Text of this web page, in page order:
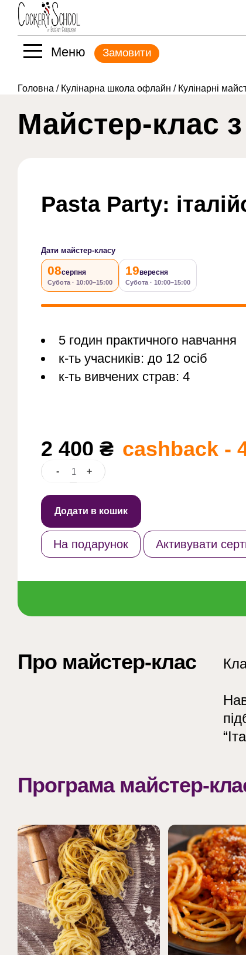
Меню Замовити
Головна / Кулінарна школа офлайн / Кулінарні
Майстер-клас
Pasta Party:
Дати майстер-класу
08серпня
Субота · 10:00–15:00
19вересня
Субота · 10:00–15:00
5 годин практичного навчання
к-ть учасників: до 12 осіб
к-ть вивчених страв: 4
2 400 ₴ cashback -
-
Pasta
італійський
вайб
кількість
+
Додати в кошик
На подарунок Активувати
Про майстер-клас
Програма майстер-